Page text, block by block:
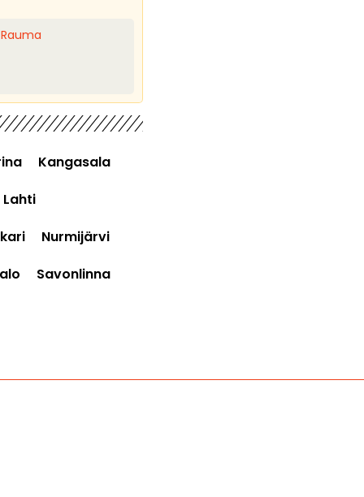
Kangasala
Lahti
Nurmijärvi
Savonlinna